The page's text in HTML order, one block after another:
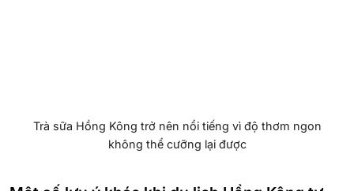
Trà sữa Hồng Kông trở nên nổi tiếng vì độ thơm ngon
không thể cưỡng lại được